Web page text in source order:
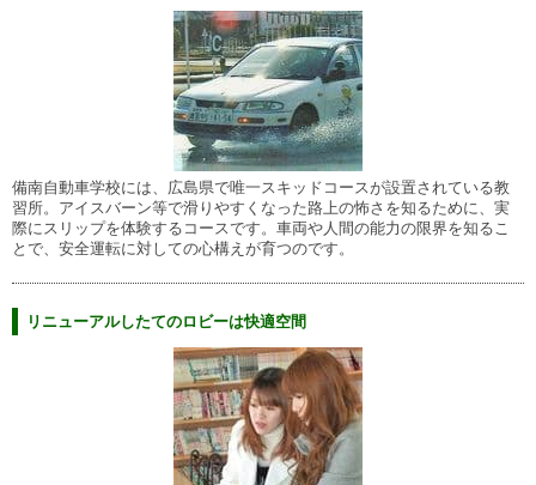
備南自動車学校には、広島県で唯一スキッドコースが設置されている教
習所。アイスバーン等で滑りやすくなった路上の怖さを知るために、実
際にスリップを体験するコースです。車両や人間の能力の限界を知るこ
とで、安全運転に対しての心構えが育つのです。
リニューアルしたてのロビーは快適空間